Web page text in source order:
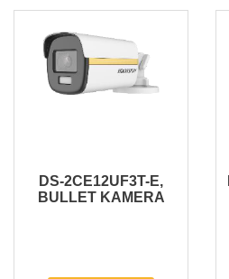
DS-2CE12UF3T-E,
BULLET KAMERA